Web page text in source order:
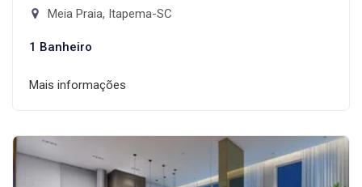
Meia Praia, Itapema-SC
1 Banheiro
Mais informações